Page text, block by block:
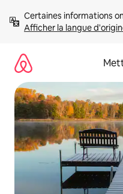
directement
Afficher la langue